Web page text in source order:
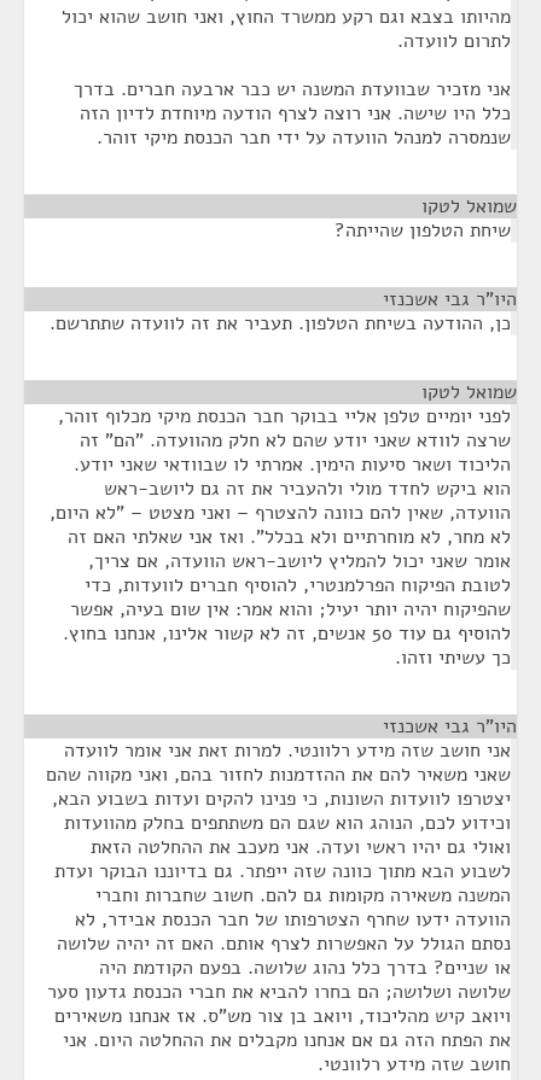
מהיותו בצבא וגם רקע ממשרד החוץ, ואני חושב שהוא יכול
לתרום לוועדה.
אני מזכיר שבוועדת המשנה יש כבר ארבעה חברים. בדרך
כלל היו שישה. אני רוצה לצרף הודעה מיוחדת לדיון הזה
שנמסרה למנהל הוועדה על ידי חבר הכנסת מיקי זוהר.
שמואל לטקו
שיחת הטלפון שהייתה?
היו"ר גבי אשכנזי
כן, ההודעה בשיחת הטלפון. תעביר את זה לוועדה שתתרשם.
שמואל לטקו
לפני יומיים טלפן אליי בבוקר חבר הכנסת מיקי מכלוף זוהר,
שרצה לוודא שאני יודע שהם לא חלק מהוועדה. "הם" זה
הליכוד ושאר סיעות הימין. אמרתי לו שבוודאי שאני יודע.
הוא ביקש לחדד מולי ולהעביר את זה גם ליושב-ראש
הוועדה, שאין להם כוונה להצטרף – ואני מצטט – "לא היום,
לא מחר, לא מוחרתיים ולא בכלל". ואז אני שאלתי האם זה
אומר שאני יכול להמליץ ליושב-ראש הוועדה, אם צריך,
לטובת הפיקוח הפרלמנטרי, להוסיף חברים לוועדות, כדי
שהפיקוח יהיה יותר יעיל; והוא אמר: אין שום בעיה, אפשר
להוסיף גם עוד 50 אנשים, זה לא קשור אלינו, אנחנו בחוץ.
כך עשיתי וזהו.
היו"ר גבי אשכנזי
אני חושב שזה מידע רלוונטי. למרות זאת אני אומר לוועדה
שאני משאיר להם את ההזדמנות לחזור בהם, ואני מקווה שהם
יצטרפו לוועדות השונות, כי פנינו להקים ועדות בשבוע הבא,
וכידוע לכם, הנוהג הוא שגם הם משתתפים בחלק מהוועדות
ואולי גם יהיו ראשי ועדה. אני מעכב את ההחלטה הזאת
לשבוע הבא מתוך כוונה שזה ייפתר. גם בדיוננו הבוקר ועדת
המשנה משאירה מקומות גם להם. חשוב שחברות וחברי
הוועדה ידעו שחרף הצטרפותו של חבר הכנסת אבידר, לא
נסתם הגולל על האפשרות לצרף אותם. האם זה יהיה שלושה
או שניים? בדרך כלל נהוג שלושה. בפעם הקודמת היה
שלושה ושלושה; הם בחרו להביא את חברי הכנסת גדעון סער
ויואב קיש מהליכוד, ויואב בן צור מש"ס. אז אנחנו משאירים
את הפתח הזה גם אם אנחנו מקבלים את ההחלטה היום. אני
חושב שזה מידע רלוונטי.